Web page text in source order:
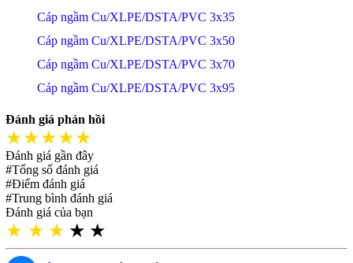
Cáp ngầm Cu/XLPE/DSTA/PVC 3x35
Cáp ngầm Cu/XLPE/DSTA/PVC 3x50
Cáp ngầm Cu/XLPE/DSTA/PVC 3x70
Cáp ngầm Cu/XLPE/DSTA/PVC 3x95
Đánh giá phản hồi
★★★★★
Đánh giá gần đây
#Tổng số đánh giá
#Điểm đánh giá
#Trung bình đánh giá
Đánh giá của bạn
★ ★ ★ ★ ★